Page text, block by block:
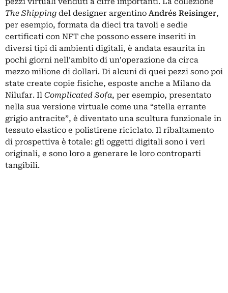
The Shipping del designer argentino Andrés Reisinger,
per esempio, formata da dieci tra tavoli e sedie
certificati con NFT che possono essere inseriti in
diversi tipi di ambienti digitali, è andata esaurita in
pochi giorni nell’ambito di un’operazione da circa
mezzo milione di dollari. Di alcuni di quei pezzi sono poi
state create copie fisiche, esposte anche a Milano da
Nilufar. Il Complicated Sofa, per esempio, presentato
nella sua versione virtuale come una “stella errante
grigio antracite”, è diventato una scultura funzionale in
tessuto elastico e polistirene riciclato. Il ribaltamento
di prospettiva è totale: gli oggetti digitali sono i veri
originali, e sono loro a generare le loro controparti
tangibili.